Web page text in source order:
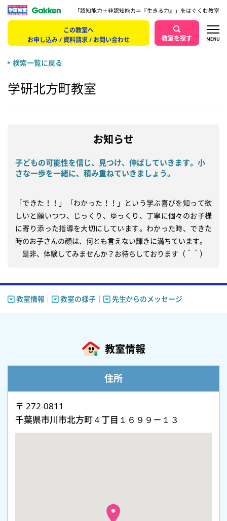
「認知能力＋非認知能力＝『生きる力』」をはぐくむ教室
この教室へ
お申し込み / 資料請求 / お問い合わせ
教室を探す
検索一覧に戻る
学研北方町教室
お知らせ
子どもの可能性を信じ、見つけ、伸ばしていきます。小
さな一歩を一緒に、積み重ねていきましょう。
「できた！！」「わかった！！」という学ぶ喜びを知って欲
しいと願いつつ、じっくり、ゆっくり、丁寧に個々のお子様
に寄り添った指導を大切にしています。わかった時、できた
時のお子さんの顔は、何とも言えない輝きに満ちています。
教室情報 教室の様子 先生からのメッセージ
教室情報
住所
〒 272-0811
千葉県市川市北方町４丁目１６９９－１３